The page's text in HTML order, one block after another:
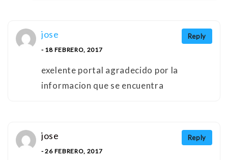
Reply
jose
- 18 FEBRERO, 2017
exelente portal agradecido por la
informacion que se encuentra
Reply
jose
- 26 FEBRERO, 2017